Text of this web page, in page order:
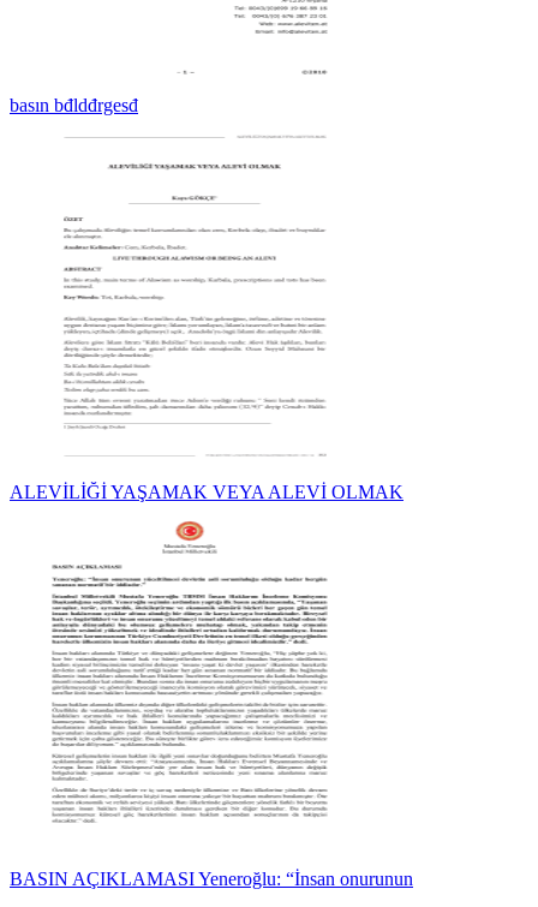
basın bđldđrgesđ
ALEVİLİĞİ YAŞAMAK VEYA ALEVİ OLMAK
BASIN AÇIKLAMASI Yeneroğlu: “İnsan onurunun